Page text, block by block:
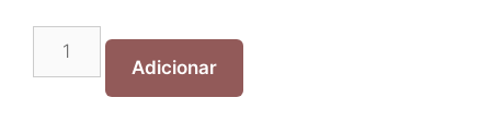
Quantidade
Adicionar